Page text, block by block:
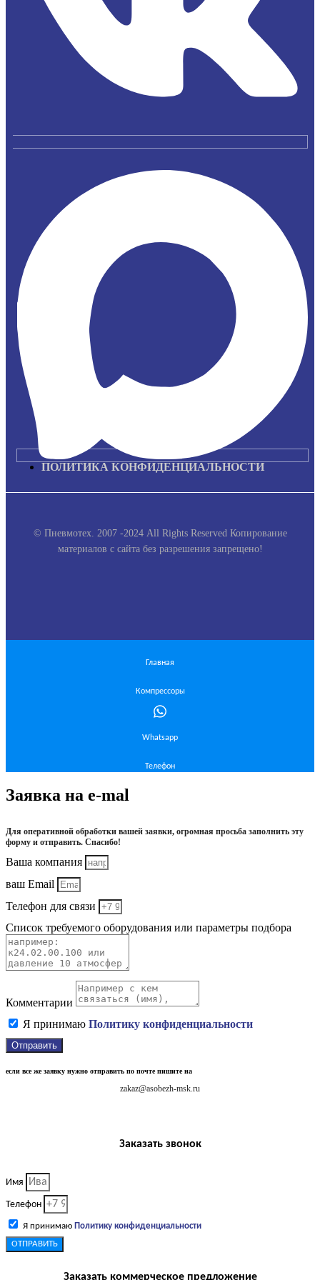
ПОЛИТИКА КОНФИДЕНЦИАЛЬНОСТИ
© Пневмотех. 2007 -2024 All Rights Reserved Копирование
материалов с сайта без разрешения запрещено!
Главная
Компрессоры
Whatsapp
Телефон
Заявка на e-mal
Для оперативной обработки вашей заявки, огромная просьба заполнить эту
форму и отправить. Спасибо!
Ваша компания
ваш Email
Телефон для связи
Список требуемого оборудования или параметры подбора
Комментарии
Я принимаю Политику конфиденциальности
Отправить
если все же заявку нужно отправить по почте пишите на
zakaz@asobezh-msk.ru
Заказать звонок
Имя
Телефон
Я принимаю Политику конфиденциальности
ОТПРАВИТЬ
Заказать коммерческое предложение